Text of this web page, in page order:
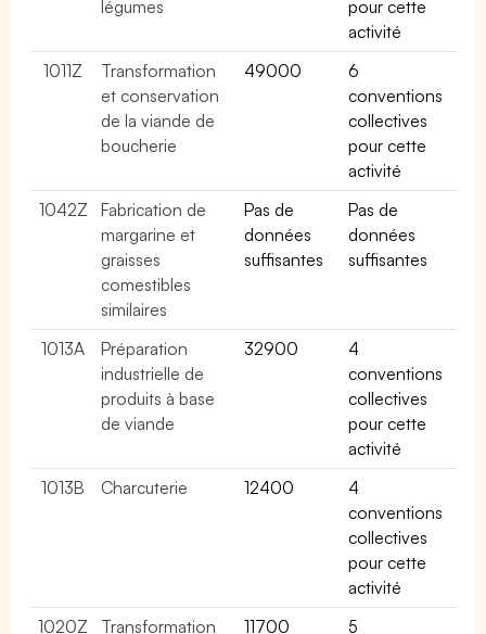
légumes
pour cette
activité
1011Z
Transformation
et conservation
de la viande de
boucherie
49000
6
conventions
collectives
pour cette
activité
1042Z
Fabrication de
margarine et
graisses
comestibles
similaires
Pas de
données
suffisantes
Pas de
données
suffisantes
1013A
Préparation
industrielle de
produits à base
de viande
32900
4
conventions
collectives
pour cette
activité
1013B
Charcuterie 12400
4
conventions
collectives
pour cette
activité
1020Z
Transformation 11700 5